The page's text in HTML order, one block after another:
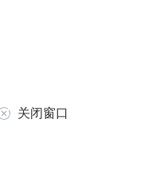
关闭窗口